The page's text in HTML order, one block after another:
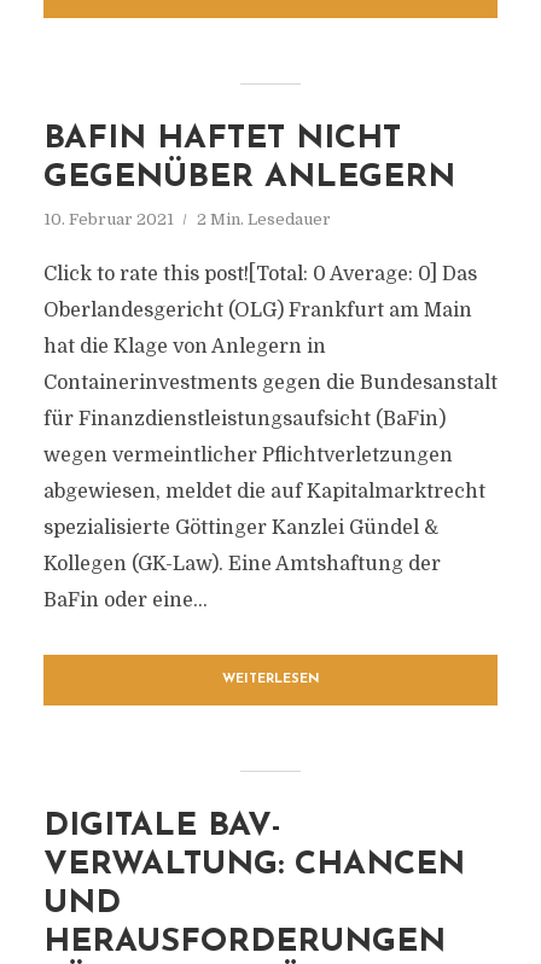
BAFIN HAFTET NICHT
GEGENÜBER ANLEGERN
10. Februar 2021 2 Min. Lesedauer
Click to rate this post![Total: 0 Average: 0] Das
Oberlandesgericht (OLG) Frankfurt am Main
hat die Klage von Anlegern in
Containerinvestments gegen die Bundesanstalt
für Finanzdienstleistungsaufsicht (BaFin)
wegen vermeintlicher Pflichtverletzungen
abgewiesen, meldet die auf Kapitalmarktrecht
spezialisierte Göttinger Kanzlei Gündel &
Kollegen (GK-Law). Eine Amtshaftung der
BaFin oder eine...
WEITERLESEN
DIGITALE BAV-
VERWALTUNG: CHANCEN
UND
HERAUSFORDERUNGEN